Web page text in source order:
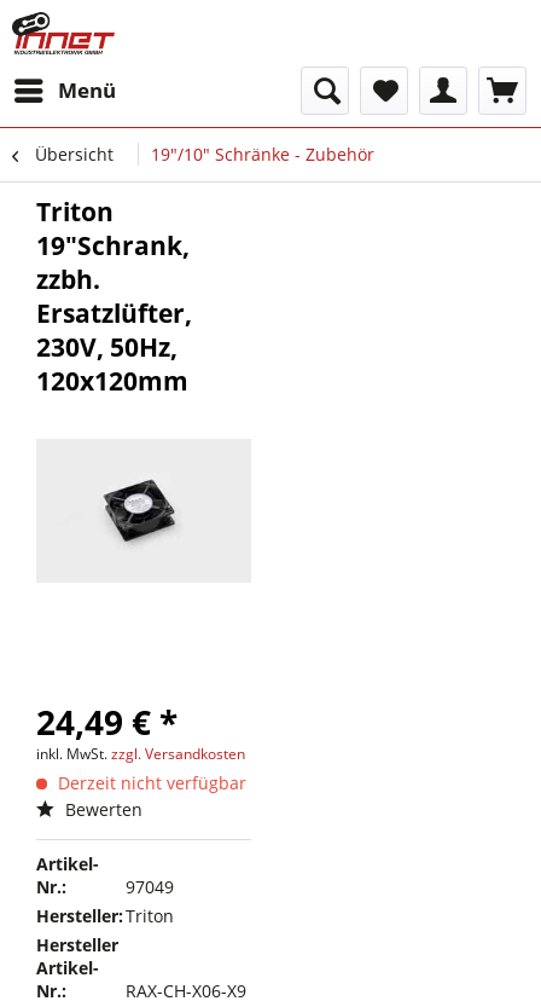
Menü
Übersicht 19"/10" Schränke - Zubehör
Triton
19"Schrank,
zzbh.
Ersatzlüfter,
230V, 50Hz,
120x120mm
24,49 € *
inkl. MwSt.zzgl. Versandkosten
Derzeit nicht verfügbar
Bewerten
Artikel-
Nr.:
97049
Hersteller:Triton
Hersteller
Artikel-
Nr.:
RAX-CH-X06-X9